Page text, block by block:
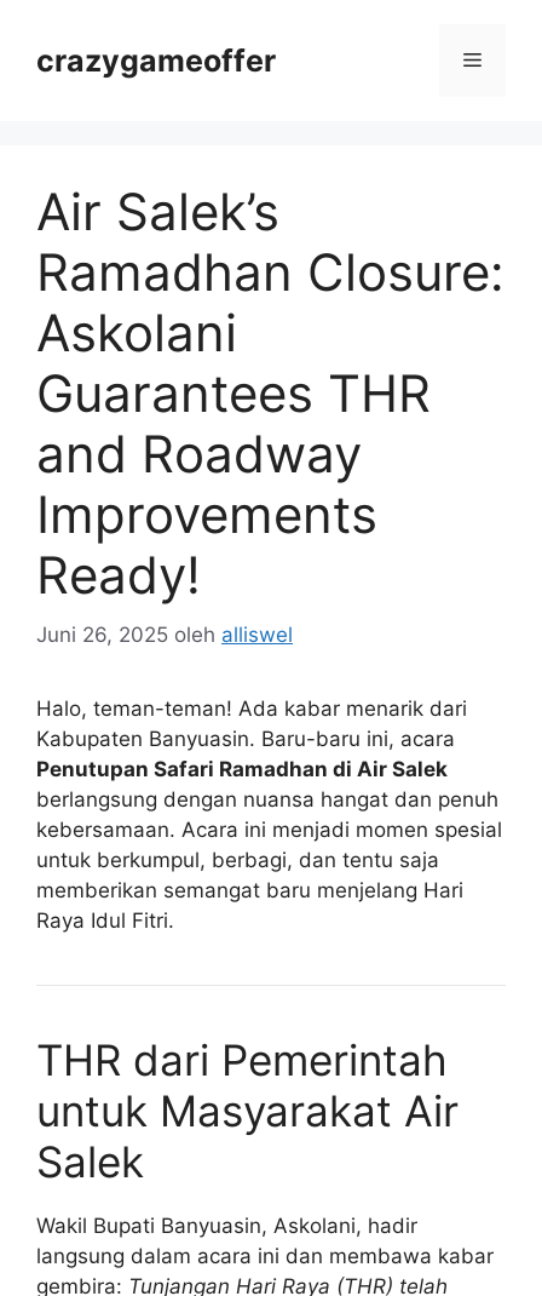
crazygameoffer Menu
Air Salek’s
Ramadhan Closure:
Askolani
Guarantees THR
and Roadway
Improvements
Ready!
Juni 26, 2025 oleh alliswel
Halo, teman-teman! Ada kabar menarik dari
Kabupaten Banyuasin. Baru-baru ini, acara
Penutupan Safari Ramadhan di Air Salek
berlangsung dengan nuansa hangat dan penuh
kebersamaan. Acara ini menjadi momen spesial
untuk berkumpul, berbagi, dan tentu saja
memberikan semangat baru menjelang Hari
Raya Idul Fitri.
THR dari Pemerintah
untuk Masyarakat Air
Salek
Wakil Bupati Banyuasin, Askolani, hadir
langsung dalam acara ini dan membawa kabar
gembira: Tunjangan Hari Raya (THR) telah